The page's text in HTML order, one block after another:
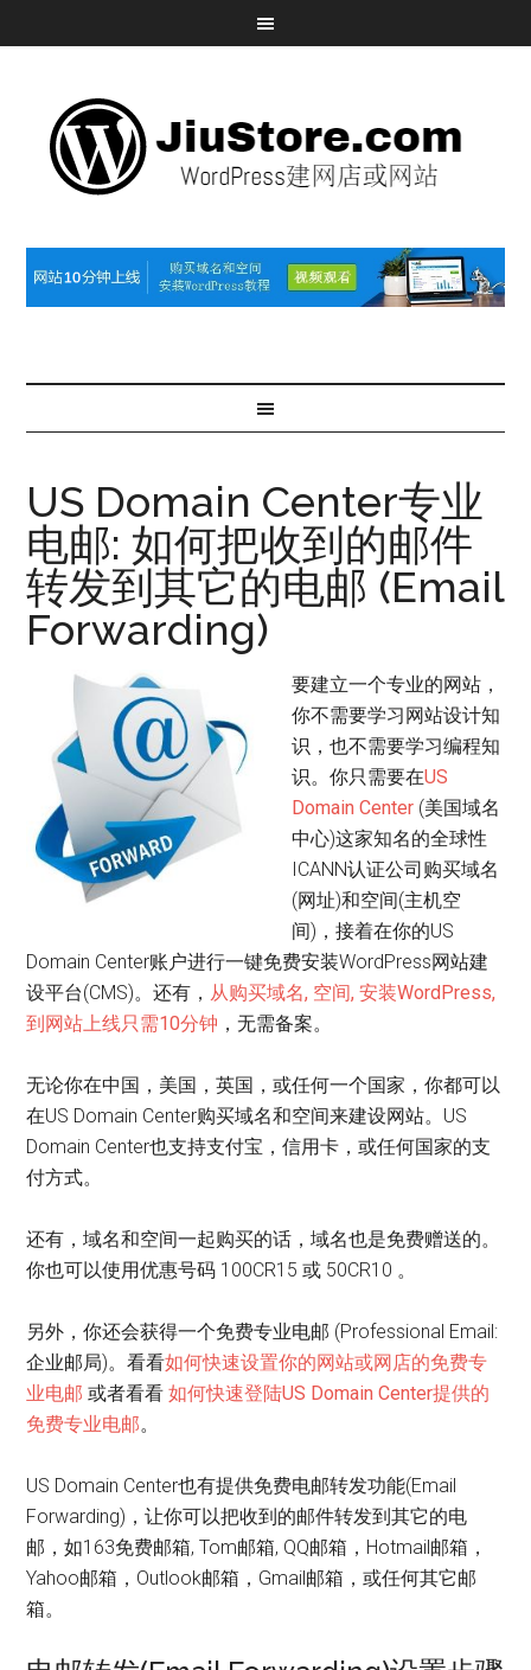
US Domain Center专业
电邮: 如何把收到的邮件
转发到其它的电邮 (Email
Forwarding)
要建立一个专业的网站，
你不需要学习网站设计知
识，也不需要学习编程知
识。你只需要在US
Domain Center (美国域名
中心)这家知名的全球性
ICANN认证公司购买域名
(网址)和空间(主机空
间)，接着在你的US
Domain Center账户进行一键免费安装WordPress网站建
设平台(CMS)。还有， 从购买域名, 空间, 安装WordPress,
到网站上线只需10分钟 ，无需备案。
无论你在中国，美国，英国，或任何一个国家，你都可以
在US Domain Center购买域名和空间来建设网站。US
Domain Center也支持支付宝，信用卡，或任何国家的支
付方式。
还有，域名和空间一起购买的话，域名也是免费赠送的。
你也可以使用优惠号码 100CR15 或 50CR10 。
另外，你还会获得一个免费专业电邮 (Professional Email:
企业邮局)。看看如何快速设置你的网站或网店的免费专
业电邮 或者看看如何快速登陆US Domain Center提供的
免费专业电邮。
US Domain Center也有提供免费电邮转发功能(Email
Forwarding)，让你可以把收到的邮件转发到其它的电
邮，如163免费邮箱, Tom邮箱, QQ邮箱，Hotmail邮箱，
Yahoo邮箱，Outlook邮箱，Gmail邮箱，或任何其它邮
箱。